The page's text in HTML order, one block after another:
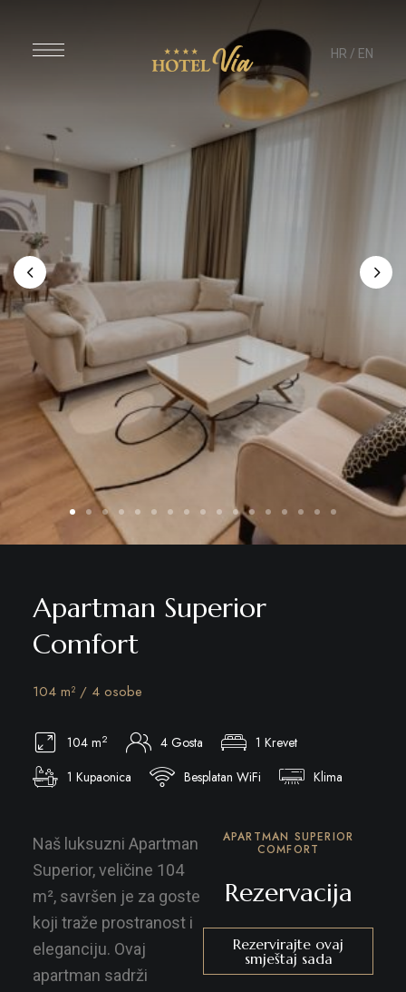
HR / EN
Apartman Superior
Comfort
104 m² / 4 osobe
104 m2 4 Gosta
1 Krevet
1 Kupaonica
Besplatan WiFi Klima
Naš luksuzni Apartman
Superior, veličine 104
m², savršen je za goste
koji traže prostranost i
eleganciju. Ovaj
apartman sadrži
APARTMAN SUPERIOR
COMFORT
Rezervacija
Rezervirajte ovaj
smještaj sada